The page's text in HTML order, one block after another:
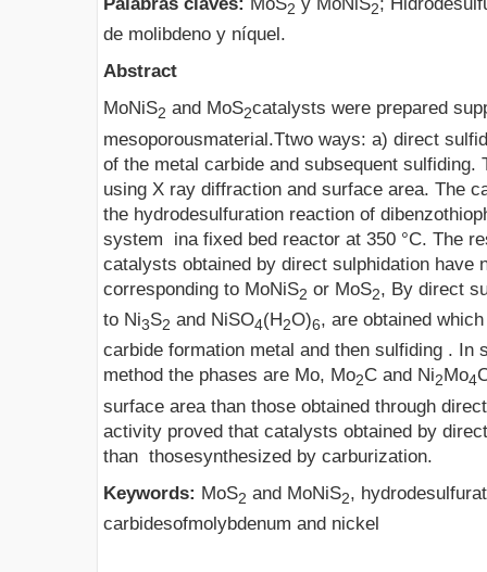
2 2
de molibdeno y níquel.
Abstract
MoNiS2 and MoS2catalysts were prepared
mesoporousmaterial.Ttwo ways: a) direct
of the metal carbide and subsequent
using X ray diffraction and surface area. The
the hydrodesulfuration reaction of
system ina fixed bed reactor at 350 °C. The
catalysts obtained by direct sulphidation have
corresponding to MoNiS2 or MoS2, By direct
to Ni3S2 and NiSO4(H2O)6, are obtained
carbide formation metal and then sulfiding . In
method the phases are Mo, Mo2C and Ni2Mo4
surface area than those obtained through
activity proved that catalysts obtained by
than thosesynthesized by carburization.
Keywords: MoS2 and MoNiS2,
carbidesofmolybdenum and nickel